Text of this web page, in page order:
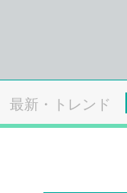
最新・トレンド